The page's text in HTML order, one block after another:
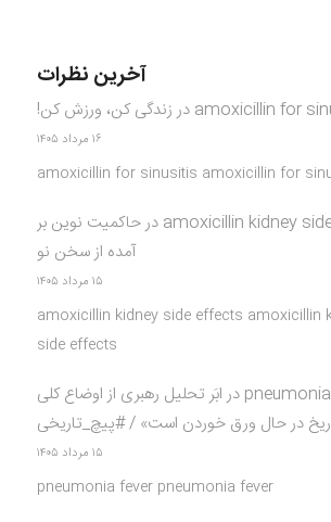
آخرین نظرات
amoxicillin for در زندگی کن، ورزش کن!
۱۶ مرداد ۱۴۰۵
amoxicillin for sinusitis amoxicillin for
amoxicillin kidney درحاکمیت نوین بر
آمده از سخن نو
۱۵ مرداد ۱۴۰۵
amoxicillin kidney side effects amoxicillin
side effects
درابَر تحلیل رهبری از اوضاع کلی
در حال ورق خوردن است» / #پیچ_تاریخی
۱۵ مرداد ۱۴۰۵
pneumonia fever pneumonia fever